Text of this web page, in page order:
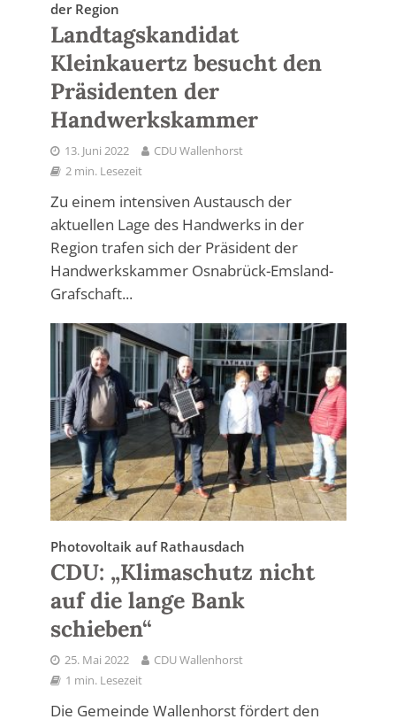
der Region
Landtagskandidat
Kleinkauertz besucht den
Präsidenten der
Handwerkskammer
13. Juni 2022
CDU Wallenhorst
2 min. Lesezeit
Zu einem intensiven Austausch der
aktuellen Lage des Handwerks in der
Region trafen sich der Präsident der
Handwerkskammer Osnabrück-Emsland-
Grafschaft...
Photovoltaik auf Rathausdach
CDU: „Klimaschutz nicht
auf die lange Bank
schieben“
25. Mai 2022
CDU Wallenhorst
1 min. Lesezeit
Die Gemeinde Wallenhorst fördert den